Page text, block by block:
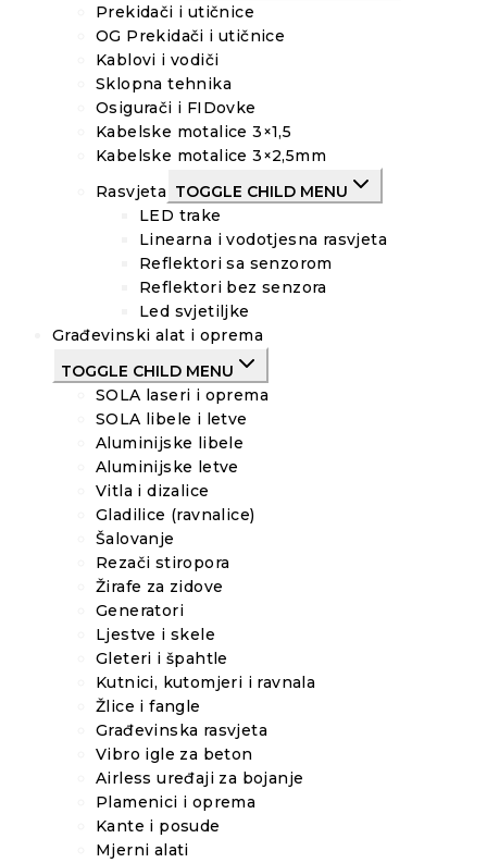
Prekidači i utičnice
OG Prekidači i utičnice
Kablovi i vodiči
Sklopna tehnika
Osigurači i FIDovke
Kabelske motalice 3×1,5
Kabelske motalice 3×2,5mm
Rasvjeta TOGGLE CHILD MENU
LED trake
Linearna i vodotjesna rasvjeta
Reflektori sa senzorom
Reflektori bez senzora
Led svjetiljke
Građevinski alat i oprema
TOGGLE CHILD MENU
SOLA laseri i oprema
SOLA libele i letve
Aluminijske libele
Aluminijske letve
Vitla i dizalice
Gladilice (ravnalice)
Šalovanje
Rezači stiropora
Žirafe za zidove
Generatori
Ljestve i skele
Gleteri i špahtle
Kutnici, kutomjeri i ravnala
Žlice i fangle
Građevinska rasvjeta
Vibro igle za beton
Airless uređaji za bojanje
Plamenici i oprema
Kante i posude
Mjerni alati